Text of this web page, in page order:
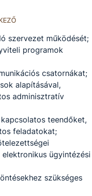
szervezet működését;
programok
csatornákat;
alapításával,
adminisztratív
teendőket,
feladatokat;
ügyintézési
szükséges